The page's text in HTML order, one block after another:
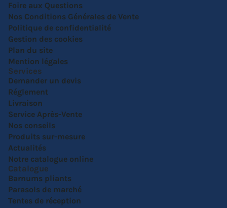
Foire aux Questions
Nos Conditions Générales de Vente
Politique de confidentialité
Gestion des cookies
Plan du site
Mention légales
Services
Demander un devis
Réglement
Livraison
Service Après-Vente
Nos conseils
Produits sur-mesure
Actualités
Notre catalogue online
Catalogue
Barnums pliants
Parasols de marché
Tentes de réception